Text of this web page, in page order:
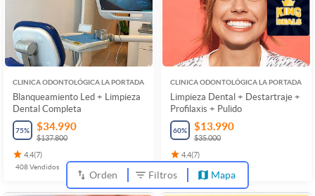
CLINICA ODONTOLÓGICA LA PORTADA
Blanqueamiento Led + Limpieza
Dental Completa
75% $34.990
$137.800
4.4(7)
408Vendidos
CLINICA ODONTOLÓGICA LA PORTADA
Limpieza Dental + Destartraje +
Profilaxis + Pulido
60% $13.990
$35.000
4.4(7)
Vendidos
Orden Filtros Mapa